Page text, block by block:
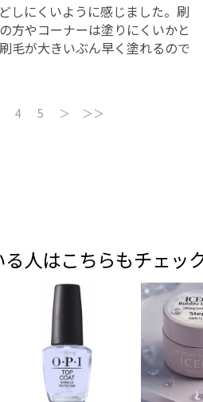
しにくいように感じました。刷
方やコーナーは塗りにくいかと
毛が大きいぶん早く塗れるので
4 5 ＞ ＞＞
人はこちらもチェッ